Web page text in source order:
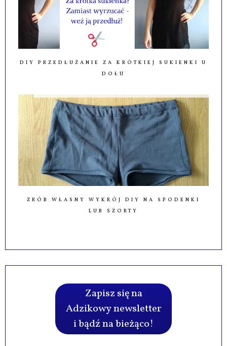
DIY PRZEDŁUŻANIE ZA KRÓTKIEJ SUKIENKI U
DOŁU
ZRÓB WŁASNY WYKRÓJ DIY NA SPODENKI
LUB SZORTY
Zapisz się na
Adzikowy newsletter
i bądź na bieżąco!